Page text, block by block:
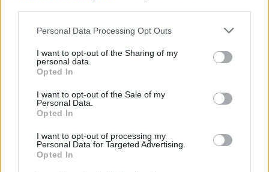
Personal Data Processing Opt Outs
I want to opt-out of the Sharing of my
personal data.
Opted In
I want to opt-out of the Sale of my
Personal Data.
Opted In
I want to opt-out of processing my
Personal Data for Targeted Advertising.
Opted In